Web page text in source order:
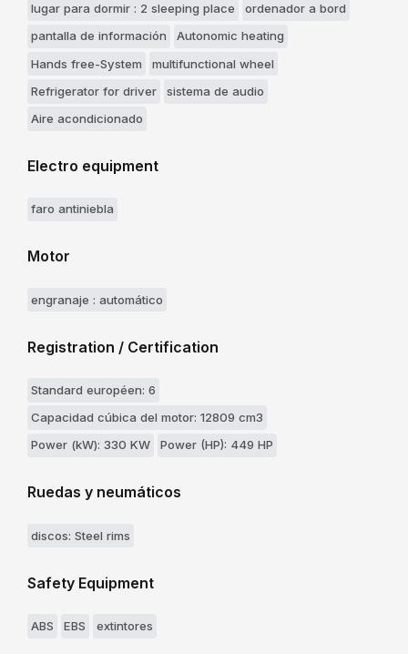
lugar para dormir : 2 sleeping place
ordenador a bord
pantalla de información
Autonomic heating
Hands free-System
multifunctional wheel
Refrigerator for driver
sistema de audio
Aire acondicionado
Electro equipment
faro antiniebla
Motor
engranaje : automático
Registration / Certification
Standard européen: 6
Capacidad cúbica del motor: 12809 cm3
Power (kW): 330 KW
Power (HP): 449 HP
Ruedas y neumáticos
discos: Steel rims
Safety Equipment
ABS EBS extintores